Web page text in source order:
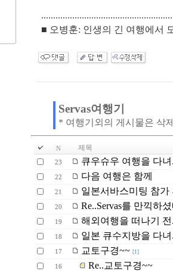
■ 오병훈: 인생의 긴 여행에서
Servas여행기
* 여행기외의 게시물은 삭
N 제목
23 큐우슈우 여행을 다
22 다음 여행은 함께
21 일본서바스미팅 참가
20 Re..Servas를 만끽하
19 해외여행을 떠나기 전
18 일본 큐수지방을 다
17 교토구경~~ [1]
16 Re..교토구경~~